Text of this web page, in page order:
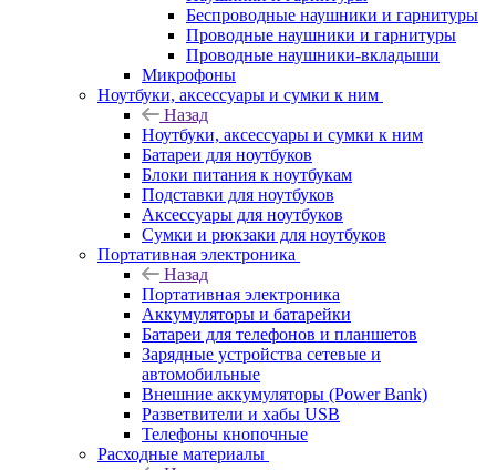
Беспроводные наушники и гарнитуры
Проводные наушники и гарнитуры
Проводные наушники-вкладыши
Микрофоны
Ноутбуки, аксессуары и сумки к ним
Назад
Ноутбуки, аксессуары и сумки к ним
Батареи для ноутбуков
Блоки питания к ноутбукам
Подставки для ноутбуков
Аксессуары для ноутбуков
Сумки и рюкзаки для ноутбуков
Портативная электроника
Назад
Портативная электроника
Аккумуляторы и батарейки
Батареи для телефонов и планшетов
Зарядные устройства сетевые и
автомобильные
Внешние аккумуляторы (Power Bank)
Разветвители и хабы USB
Телефоны кнопочные
Расходные материалы